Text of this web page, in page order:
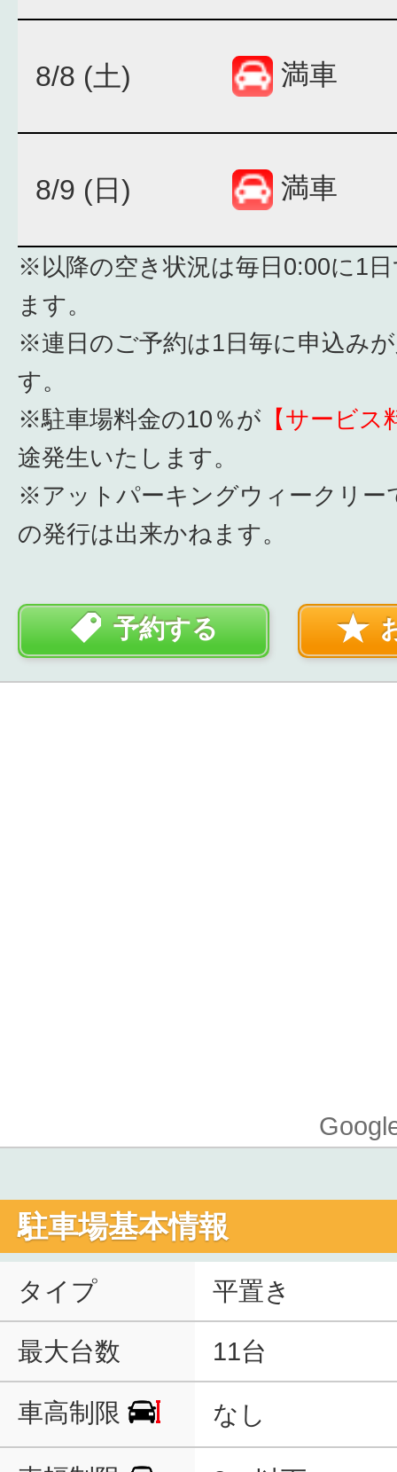
8/8 (土) 満車
8/9 (日) 満車
※以降の空き状況は毎日0:00に1
ます。
※連日のご予約は1日毎に申込み
す。
※駐車場料金の10％が 【サービス
途発生いたします。
※アットパーキングウィークリー
の発行は出来かねます。
予約する
駐車場基本情報
タイプ 平置き
最大台数 11台
車高制限 なし